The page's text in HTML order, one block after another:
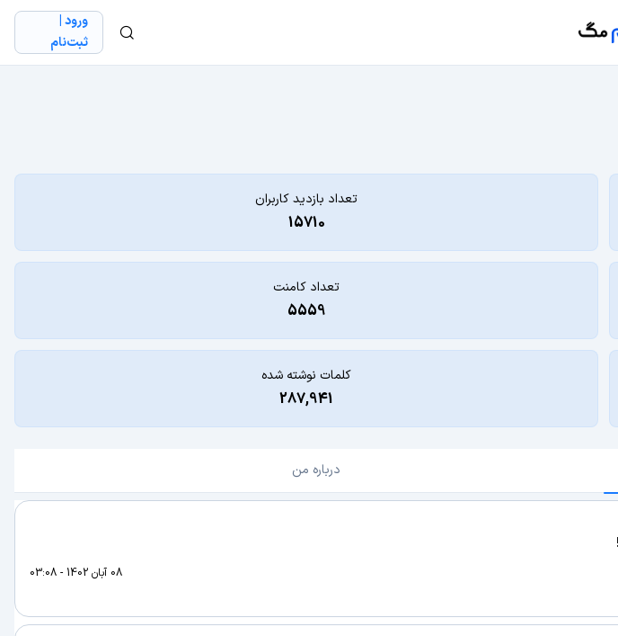
ورود |
ثبت‌نام
تعداد بازدید کاربران
15710
تعداد کامنت
5559
کلمات نوشته شده
287,941
درباره من
08 آبان 1402 - 03:08